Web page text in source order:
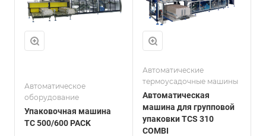
Автоматическое
оборудование
Упаковочная машина
TC 500/600 PACK
длина заготовки
1200 мм
Автоматические
термоусадочные машины
Автоматическая
машина для групповой
упаковки TCS 310
COMBI